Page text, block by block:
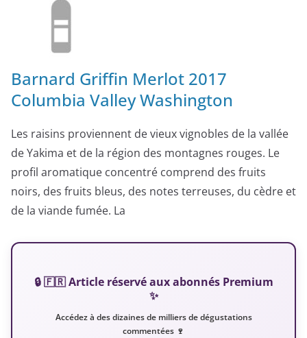
Barnard Griffin Merlot 2017
Columbia Valley Washington
Les raisins proviennent de vieux vignobles de la vallée
de Yakima et de la région des montagnes rouges. Le
profil aromatique concentré comprend des fruits
noirs, des fruits bleus, des notes terreuses, du cèdre et
de la viande fumée. La
🔒 🇫🇷 Article réservé aux abonnés Premium
✨
Accédez à des dizaines de milliers de dégustations
commentées 🍷